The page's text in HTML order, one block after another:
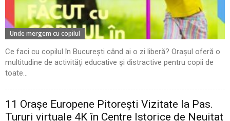
Unde mergem cu copilul
Ce faci cu copilul în București când ai o zi liberă? Orașul oferă o
multitudine de activități educative și distractive pentru copii de
toate...
11 Oraşe Europene Pitoreşti Vizitate la Pas.
Tururi virtuale 4K în Centre Istorice de Neuitat